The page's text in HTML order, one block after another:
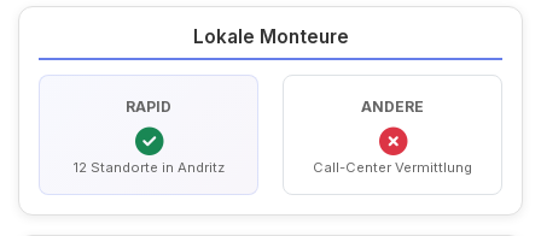
Lokale Monteure
RAPID
12 Standorte in Andritz
ANDERE
Call-Center Vermittlung